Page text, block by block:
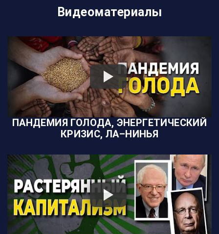
Видеоматериалы
ПАНДЕМИЯ ГОЛОДА, ЭНЕРГЕТИЧЕСКИЙ
КРИЗИС, ЛА–НИНЬЯ